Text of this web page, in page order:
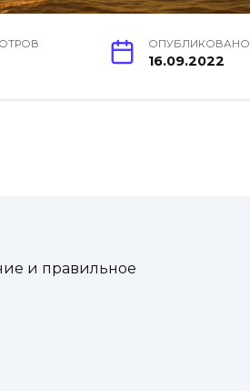
ОПУБЛИКОВАНО
16.09.2022
и правильное